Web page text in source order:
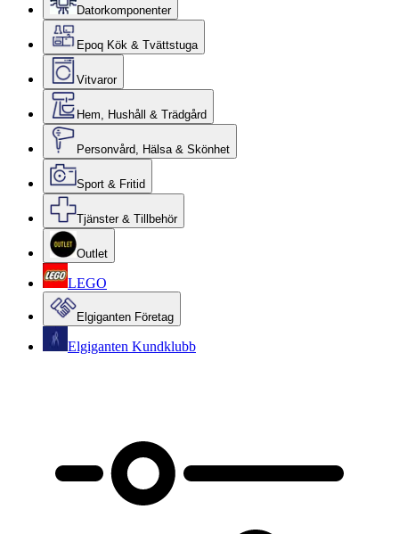
Datorkomponenter
Epoq Kök & Tvättstuga
Vitvaror
Hem, Hushåll & Trädgård
Personvård, Hälsa & Skönhet
Sport & Fritid
Tjänster & Tillbehör
Outlet
LEGO
Elgiganten Företag
Elgiganten Kundklubb